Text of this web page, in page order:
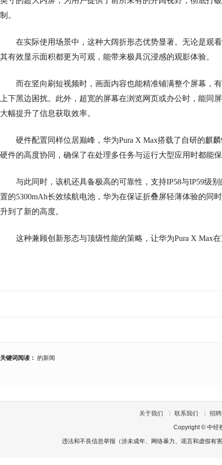
制。
在实际使用场景中，这种大阔折形态优势显著。无论是观看
其有效显示面积都更为可观，能带来极具沉浸感的观影体验。
而在竖向刷短视频时，画面内容也能精准铺满整个屏幕，有
上下黑边困扰。此外，超宽的屏幕在浏览网页或办公时，能同
大幅提升了信息获取效率。
硬件配置同样位居巅峰，华为Pura X Max搭载了自研的麒麟
硬件的高度协同，确保了在处理多任务与运行大型应用时都能
与此同时，该机还具备极高的可靠性，支持IP58与IP59级别
置的5300mAh长效续航电池，华为在保证折叠屏轻薄体验的同
升到了新的高度。
这种兼顾创新形态与顶级性能的策略，让华为Pura X Max在
关键词阅读： 的新闻
关于我们 ┊ 联系我们 ┊ 招
Copyright© 中经
违法和不良信息举报（涉未成年、网络暴力、谣言和虚假有